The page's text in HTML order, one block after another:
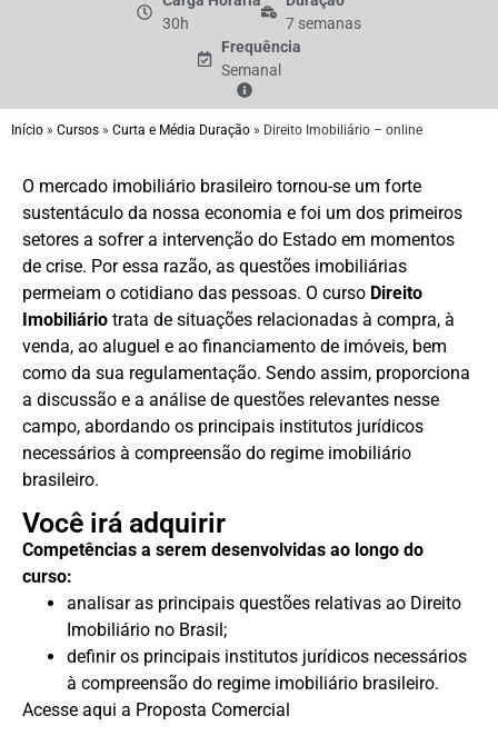
30h
7 semanas
Frequência
Semanal
Início » Cursos » Curta e Média Duração » Direito Imobiliário – online
O mercado imobiliário brasileiro tornou-se um forte
sustentáculo da nossa economia e foi um dos primeiros
setores a sofrer a intervenção do Estado em momentos
de crise. Por essa razão, as questões imobiliárias
permeiam o cotidiano das pessoas. O curso Direito
Imobiliário trata de situações relacionadas à compra, à
venda, ao aluguel e ao financiamento de imóveis, bem
como da sua regulamentação. Sendo assim, proporciona
a discussão e a análise de questões relevantes nesse
campo, abordando os principais institutos jurídicos
necessários à compreensão do regime imobiliário
brasileiro.
Você irá adquirir
Competências a serem desenvolvidas ao longo do
curso:
analisar as principais questões relativas ao Direito
Imobiliário no Brasil;
definir os principais institutos jurídicos necessários
à compreensão do regime imobiliário brasileiro.
Acesse aqui a Proposta Comercial